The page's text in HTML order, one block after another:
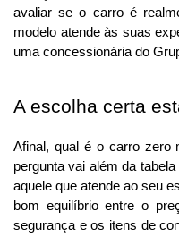
avaliar se o carro é
modelo atende às suas
uma concessionária do
A escolha certa
Afinal, qual é o carro zero
pergunta vai além da
aquele que atende ao seu
bom equilíbrio entre o
segurança e os itens de